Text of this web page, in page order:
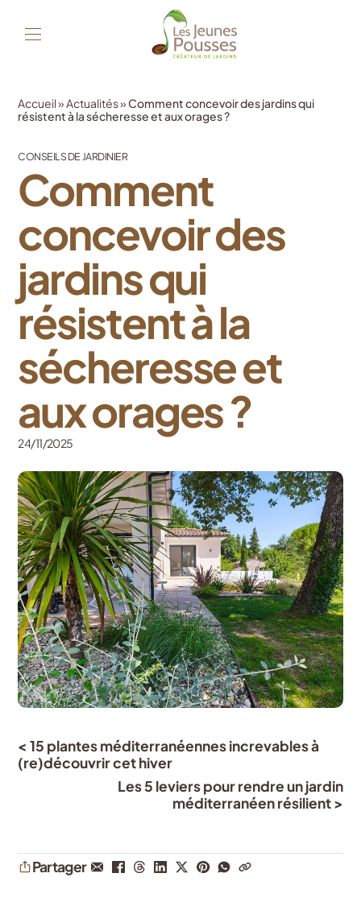
Accueil»Actualités»Comment concevoir des jardins qui
résistent à la sécheresse et aux orages ?
CONSEILS DE JARDINIER
Comment
concevoir des
jardins qui
résistent à la
sécheresse et
aux orages ?
24/11/2025
< 15 plantes méditerranéennes increvables à
(re)découvrir cet hiver
Les 5 leviers pour rendre un jardin
méditerranéen résilient >
Partager